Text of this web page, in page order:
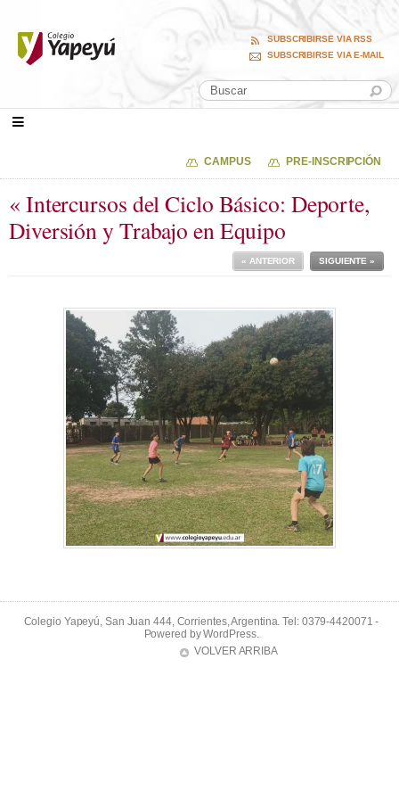
SUBSCRIBIRSE VIA RSS
SUBSCRIBIRSE VIA E-MAIL
CAMPUS PRE-INSCRIPCIÓN
« Intercursos del Ciclo Básico: Deporte,
Diversión y Trabajo en Equipo
SIGUIENTE »
« ANTERIOR
Colegio Yapeyú, San Juan 444, Corrientes, Argentina. Tel: 0379-4420071 -
Powered byWordPress.
VOLVER ARRIBA